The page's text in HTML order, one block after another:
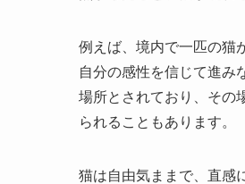
例えば、境内で一匹の猫
自分の感性を信じて進み
場所とされており、その
られることもあります。
猫は自由気ままで、直感